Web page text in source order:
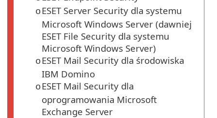
oESET Server Security dla systemu
Microsoft Windows Server (dawniej
ESET File Security dla systemu
Microsoft Windows Server)
oESET Mail Security dla środowiska
IBM Domino
oESET Mail Security dla
oprogramowania Microsoft
Exchange Server